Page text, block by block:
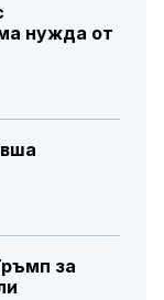
нужда от
за